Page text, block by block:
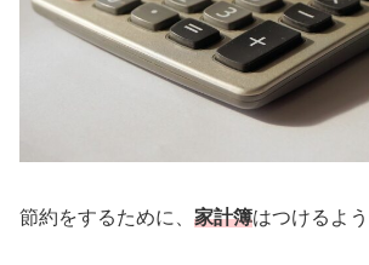
節約をするために、 家計簿はつけるよ